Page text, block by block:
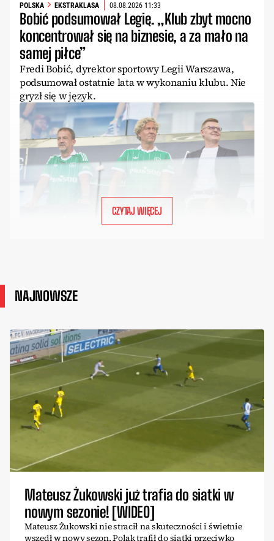
POLSKA EKSTRAKLASA 08.08.2026 11:33
Bobić podsumował Legię. „Klub zbyt mocno
koncentrował się na biznesie, a za mało na
samej piłce”
Fredi Bobić, dyrektor sportowy Legii Warszawa,
podsumował ostatnie lata w wykonaniu klubu. Nie
gryzł się w język.
CZYTAJ WIĘCEJ
NAJNOWSZE
Mateusz Żukowski już trafia do siatki w
nowym sezonie! [WIDEO]
Mateusz Żukowski nie stracił na skuteczności i świetnie
wszedł w nowy sezon. Polak trafił do siatki przeciwko